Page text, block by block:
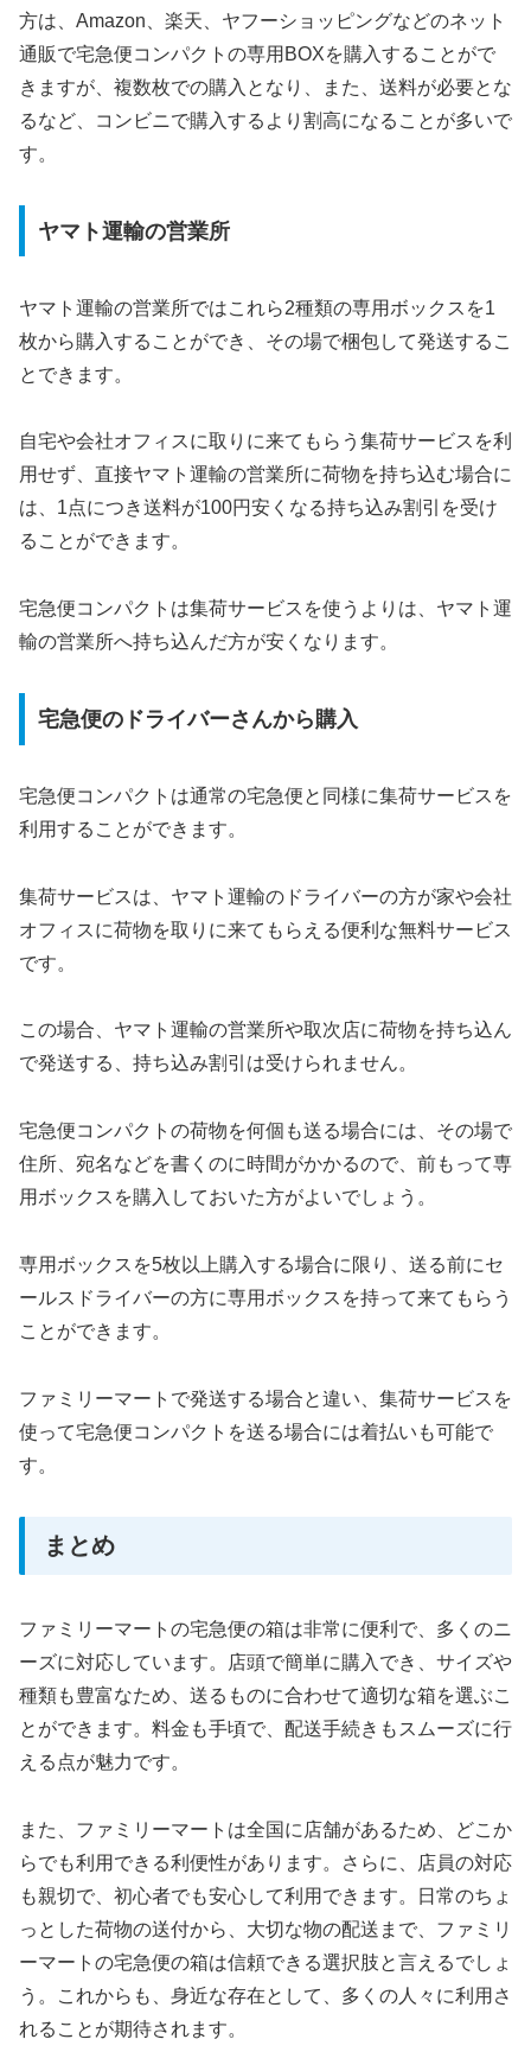
方は、Amazon、楽天、ヤフーショッピングなどのネット
通販で宅急便コンパクトの専用BOXを購入することがで
きますが、複数枚での購入となり、また、 送料が必要とな
るなど、コンビニで購入するより割高になることが多いで
す。
ヤマト運輸の営業所
ヤマト運輸の営業所ではこれら2種類の専用ボックスを1
枚から購入することができ、その場で梱包して発送するこ
とできます。
自宅や会社オフィスに取りに来てもらう集荷サービスを利
用せず、直接ヤマト運輸の営業所に荷物を持ち込む場合に
は、1点につき送料が100円安くなる持ち込み割引を受け
ることができます。
宅急便コンパクトは集荷サービスを使うよりは、ヤマト運
輸の営業所へ持ち込んだ方が安くなります。
宅急便のドライバーさんから購入
宅急便コンパクトは通常の宅急便と同様に集荷サービスを
利用することができます。
集荷サービスは、ヤマト運輸のドライバーの方が家や会社
オフィスに荷物を取りに来てもらえる便利な無料サービス
です。
この場合、ヤマト運輸の営業所や取次店に荷物を持ち込ん
で発送する、持ち込み割引は受けられません。
宅急便コンパクトの荷物を何個も送る場合には、その場で
住所、宛名などを書くのに時間がかかるので、前もって専
用ボックスを購入しておいた方がよいでしょう。
専用ボックスを5枚以上購入する場合に限り、送る前にセ
ールスドライバーの方に専用ボックスを持って来てもらう
ことができます。
ファミリーマートで発送する場合と違い、集荷サービスを
使って宅急便コンパクトを送る場合には着払いも可能で
す。
まとめ
ファミリーマートの宅急便の箱は非常に便利で、多くのニ
ーズに対応しています。店頭で簡単に購入でき、サイズや
種類も豊富なため、送るものに合わせて適切な箱を選ぶこ
とができます。料金も手頃で、配送手続きもスムーズに行
える点が魅力です。
また、ファミリーマートは全国に店舗があるため、どこか
らでも利用できる利便性があります。さらに、店員の対応
も親切で、初心者でも安心して利用できます。日常のちょ
っとした荷物の送付から、大切な物の配送まで、ファミリ
ーマートの宅急便の箱は信頼できる選択肢と言えるでしょ
う。これからも、身近な存在として、多くの人々に利用さ
れることが期待されます。